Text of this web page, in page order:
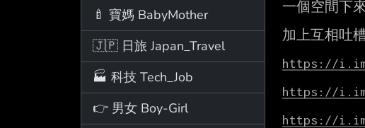
🍼 寶媽 BabyMother
🇯🇵 日旅 Japan_Travel
🏭 科技 Tech_Job
👉 男女 Boy-Girl
一個空間下
加上互相吐
https://
https://
https://